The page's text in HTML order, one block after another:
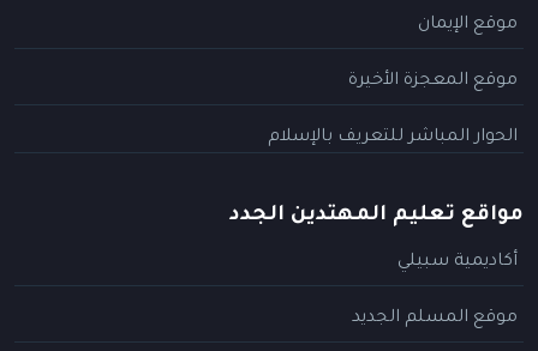
موقع الإيمان
موقع المعجزة الأخيرة
الحوار المباشر للتعريف بالإسلام
مواقع تعليم المهتدين الجدد
أكاديمية سبيلي
موقع المسلم الجديد